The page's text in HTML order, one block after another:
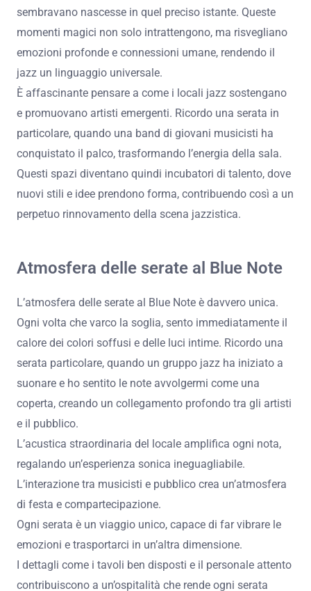
sembravano nascesse in quel preciso istante. Queste
momenti magici non solo intrattengono, ma risvegliano
emozioni profonde e connessioni umane, rendendo il
jazz un linguaggio universale.
È affascinante pensare a come i locali jazz sostengano
e promuovano artisti emergenti. Ricordo una serata in
particolare, quando una band di giovani musicisti ha
conquistato il palco, trasformando l’energia della sala.
Questi spazi diventano quindi incubatori di talento, dove
nuovi stili e idee prendono forma, contribuendo così a un
perpetuo rinnovamento della scena jazzistica.
Atmosfera delle serate al Blue Note